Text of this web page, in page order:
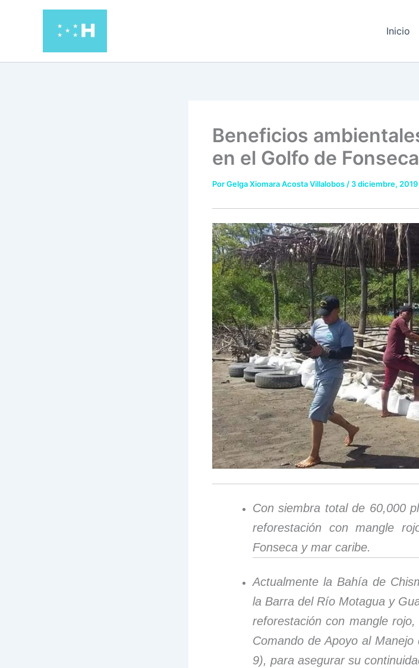
Inicio
Beneficios
en el Golfo de Fonseca
PorGelga Xiomara Acosta Villalobos / 3 diciembre, 2019
Con siembra total de 60,000
reforestación con mangle
Fonseca y mar caribe.
Actualmente la Bahía de
la Barra del Río Motagua y
reforestación con mangle
Comando de Apoyo al
9), para asegurar su